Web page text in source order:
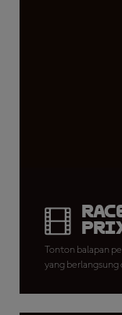
Tonton balapan
yang berlangsung